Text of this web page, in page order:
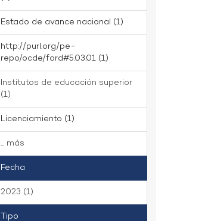
Estado de avance nacional (1)
http://purl.org/pe-
repo/ocde/ford#5.03.01 (1)
Institutos de educación superior
(1)
Licenciamiento (1)
... más
Fecha
2023 (1)
Tipo